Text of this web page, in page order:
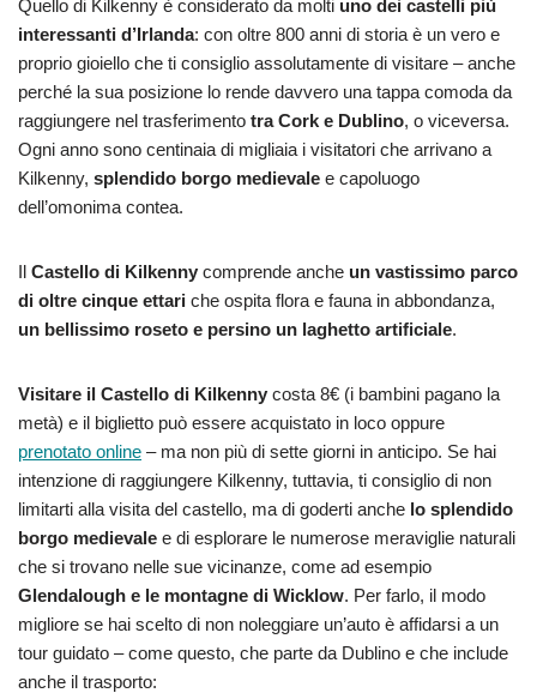
Quello di Kilkenny è considerato da molti uno dei castelli più
interessanti d’Irlanda: con oltre 800 anni di storia è un vero e
proprio gioiello che ti consiglio assolutamente di visitare – anche
perché la sua posizione lo rende davvero una tappa comoda da
raggiungere nel trasferimento tra Cork e Dublino, o viceversa.
Ogni anno sono centinaia di migliaia i visitatori che arrivano a
Kilkenny, splendido borgo medievale e capoluogo
dell’omonima contea.
Il Castello di Kilkenny comprende anche un vastissimo parco
di oltre cinque ettari che ospita flora e fauna in abbondanza,
un bellissimo roseto e persino un laghetto artificiale.
Visitare il Castello di Kilkenny costa 8€ (i bambini pagano la
metà) e il biglietto può essere acquistato in loco oppure
prenotato online – ma non più di sette giorni in anticipo. Se hai
intenzione di raggiungere Kilkenny, tuttavia, ti consiglio di non
limitarti alla visita del castello, ma di goderti anche lo splendido
borgo medievale e di esplorare le numerose meraviglie naturali
che si trovano nelle sue vicinanze, come ad esempio
Glendalough e le montagne di Wicklow. Per farlo, il modo
migliore se hai scelto di non noleggiare un’auto è affidarsi a un
tour guidato – come questo, che parte da Dublino e che include
anche il trasporto: